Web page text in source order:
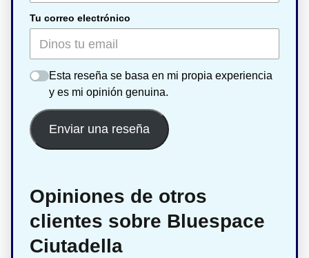
Tu correo electrónico
Esta reseña se basa en mi propia experiencia
y es mi opinión genuina.
Enviar una reseña
Opiniones de otros
clientes sobre Bluespace
Ciutadella